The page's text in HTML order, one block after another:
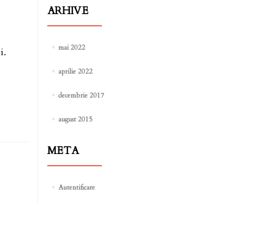
ARHIVE
mai 2022
aprilie 2022
decembrie 2017
august 2015
META
Autentificare